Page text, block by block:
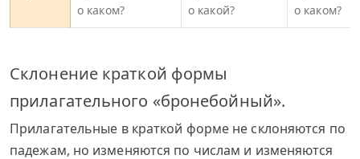
о каком? о какой? о каком?
Склонение краткой формы
прилагательного «бронебойный».
Прилагательные в краткой форме не склоняются по
падежам, но изменяются по числам и изменяются